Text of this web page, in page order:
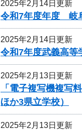
2025年2月14日更新
令和7年度年度 岐
2025年2月14日更新
令和7年度武義高等
2025年2月13日更新
「電子複写機複写
ほか3県立学校）
2025年2月13日更新